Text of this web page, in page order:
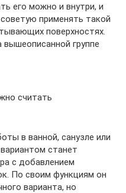
его можно и внутри, и
применять такой
поверхностях.
группе
считать
в ванной, санузле или
станет
с добавлением
По своим функциям он
варианта, но